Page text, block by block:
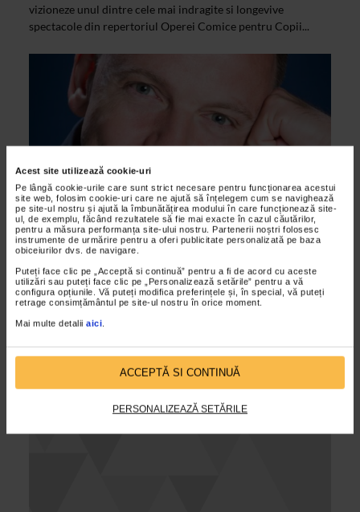
Acest site utilizează cookie-uri
Pe lângă cookie-urile care sunt strict necesare pentru funcționarea acestui
site web, folosim cookie-uri care ne ajută să înțelegem cum se navighează
pe site-ul nostru și ajută la îmbunătățirea modului în care funcționează site-
ul, de exemplu, făcând rezultatele să fie mai exacte în cazul căutărilor,
pentru a măsura performanța site-ului nostru. Partenerii noștri folosesc
instrumente de urmărire pentru a oferi publicitate personalizată pe baza
obiceiurilor dvs. de navigare.
Puteți face clic pe „Acceptă si continuă” pentru a fi de acord cu aceste
utilizări sau puteți face clic pe „Personalizează setările” pentru a vă
configura opțiunile. Vă puteți modifica preferințele și, în special, vă puteți
retrage consimțământul pe site-ul nostru în orice moment.
Mai multe detalii aici
ACCEPTĂ SI CONTINUĂ
PERSONALIZEAZĂ SETĂRILE
vizioneze unul dintre cele mai indragite si longevive
spectacole din repertoriul Operei Comice pentru Copii...
ALTE MATERIALE
Fantoma de la Opera, vine la Bucuresti
14/01/2015
Spectacolul ,Fantoma de la Opera de Andrew Lloyd Webber,
o productie muzicala de referinta, adaptata in 14 limbi,